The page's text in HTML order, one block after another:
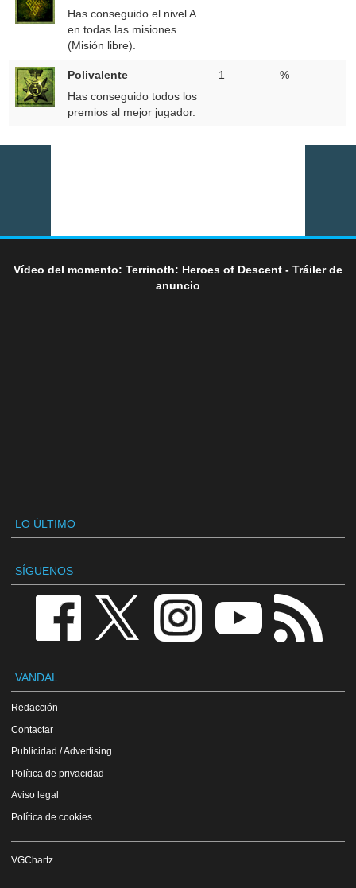
Has conseguido el nivel A
en todas las misiones
(Misión libre).
Polivalente
Has conseguido todos los
premios al mejor jugador.
1 %
Vídeo del momento: Terrinoth: Heroes of Descent - Tráiler de
anuncio
LO ÚLTIMO
SÍGUENOS
VANDAL
Redacción
Contactar
Publicidad / Advertising
Política de privacidad
Aviso legal
Política de cookies
VGChartz